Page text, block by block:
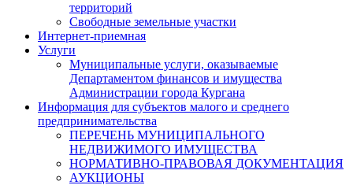
территорий
Свободные земельные участки
Интернет-приемная
Услуги
Муниципальные услуги, оказываемые
Департаментом финансов и имущества
Администрации города Кургана
Информация для субъектов малого и среднего
предпринимательства
ПЕРЕЧЕНЬ МУНИЦИПАЛЬНОГО
НЕДВИЖИМОГО ИМУЩЕСТВА
НОРМАТИВНО-ПРАВОВАЯ ДОКУМЕНТАЦИЯ
АУКЦИОНЫ